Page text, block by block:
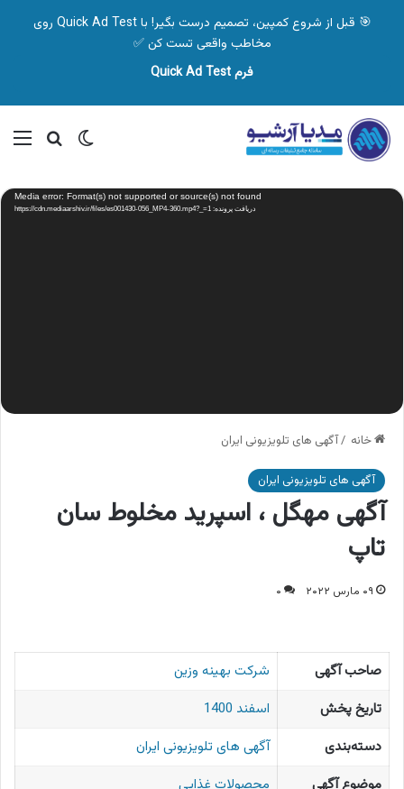
🎯 قبل از شروع کمپین، تصمیم درست بگیر! با Quick Ad Test روی
مخاطب واقعی تست کن ✅
فرم Quick Ad Test
تغییر پوسته
نمایشگر
ویدیو Media error: Format(s) not supported or source(s) not found
دریافت پرونده: https://cdn.mediaarshiv.ir/files/es001430-056_MP4-360.mp4?_=1
خانه /آگهی های تلویزیونی ایران
آگهی های تلویزیونی ایران
آگهی مهگل ، اسپرید مخلوط سان
تاپ
۰۹ مارس ۲۰۲۲ ۰
صاحب آگهی
شرکت بهینه وزین
تاریخ پخش
اسفند 1400
دسته‌بندی
آگهی های تلویزیونی ایران
موضوع آگهی
محصولات غذایی